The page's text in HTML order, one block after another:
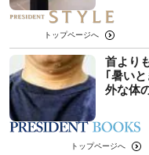
トップページへ
首より
｢暑い
外な体
トップページへ